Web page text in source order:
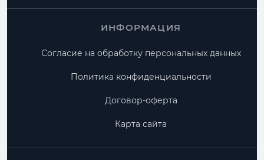
ИНФОРМАЦИЯ
Согласие на обработку персональных данных
Политика конфиденциальности
Договор-оферта
Карта сайта